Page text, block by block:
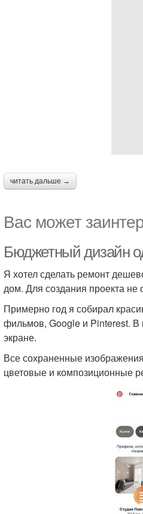
читать дальше →
Вас может
Бюджетный дизайн
Я хотел сделать ремонт
дом. Для создания проекта не
Примерно год я собирал
фильмов, Google и Pinterest. В
экране.
Все сохраненные
цветовые и композиционные